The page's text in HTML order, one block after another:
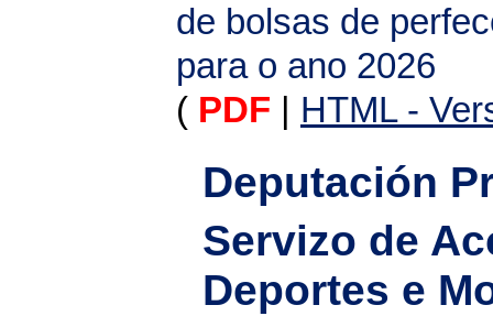
de bolsas de
para o ano 2026
( PDF HTML -
Deputación
Servizo de
Deportes e